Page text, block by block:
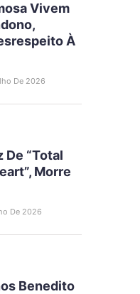
Vivem
À
De 2026
De “Total
Morre
De 2026
Benedito